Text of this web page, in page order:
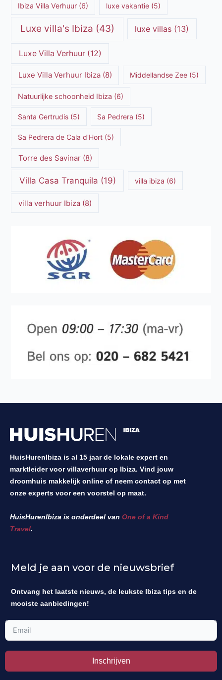
Ibiza Villa Verhuur (6) luxe vakantie(5)
Luxe villa's Ibiza (43) luxe villas (13)
Luxe Villa Verhuur(12)
Luxe Villa Verhuur Ibiza(8) Middellandse Zee (5)
Natuurlijke schoonheid Ibiza (6)
Santa Gertrudis (5) Sa Pedrera (5)
Sa Pedrera de Cala d'Hort (5)
Torre des Savinar(8)
Villa Casa Tranquila (19) villa ibiza (6)
villa verhuur Ibiza(8)
HuisHurenIbiza is al 15 jaar de lokale expert en
marktleider voor villaverhuur op Ibiza. Vind jouw
droomhuis makkelijk online of neem contact op met
onze experts voor een voorstel op maat.
HuisHurenIbiza is onderdeel van One of a Kind
Travel.
Meld je aan voor de nieuwsbrief
Ontvang het laatste nieuws, de leukste Ibiza tips en de
mooiste aanbiedingen!
Inschrijven